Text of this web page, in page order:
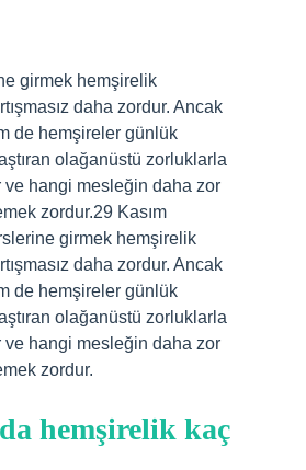
girmek hemşirelik
daha zordur. Ancak
de hemşireler günlük
olağanüstü zorluklarla
ve hangi mesleğin daha zor
zordur.29 Kasım
girmek hemşirelik
daha zordur. Ancak
de hemşireler günlük
olağanüstü zorluklarla
ve hangi mesleğin daha zor
zordur.
hemşirelik kaç